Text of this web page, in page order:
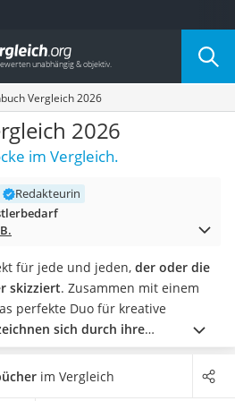
Kategorie
Vergleich 2026
2026
im Vergleich.
Redakteurin
für jede und jeden, der oder die
skizziert. Zusammen mit einem
perfekte Duo für kreative
sich durch ihre
jede Idee umgesetzt werden
haben gezeigt, dass es
im Vergleich